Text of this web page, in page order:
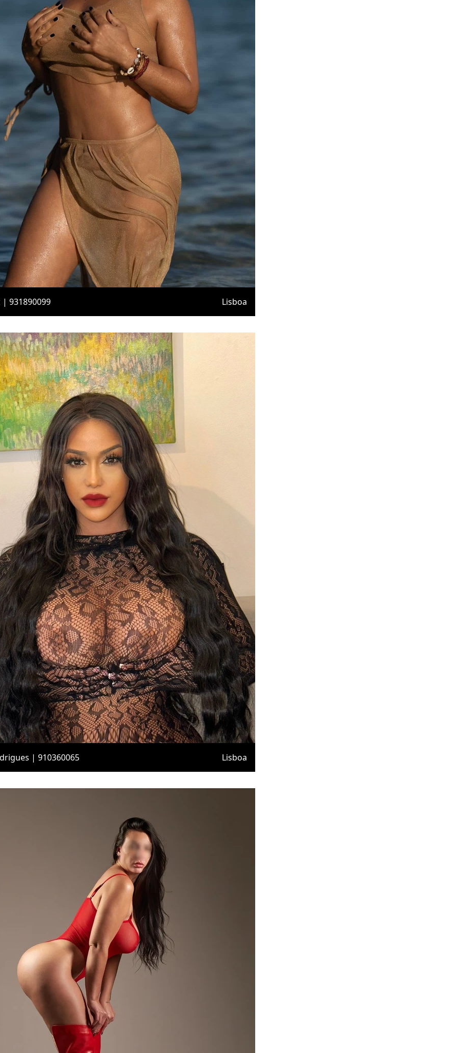
| 931890099 Lisboa
| 910360065 Lisboa